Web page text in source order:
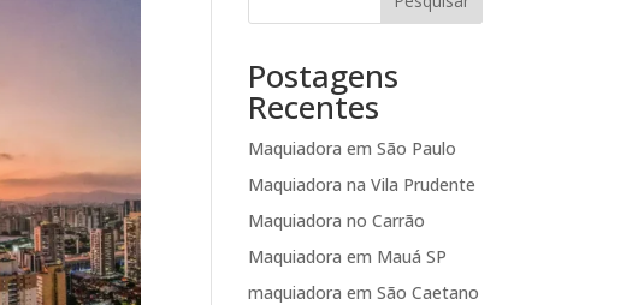
Postagens
Recentes
Maquiadora em São Paulo
Maquiadora na Vila Prudente
Maquiadora no Carrão
Maquiadora em Mauá SP
maquiadora em São Caetano